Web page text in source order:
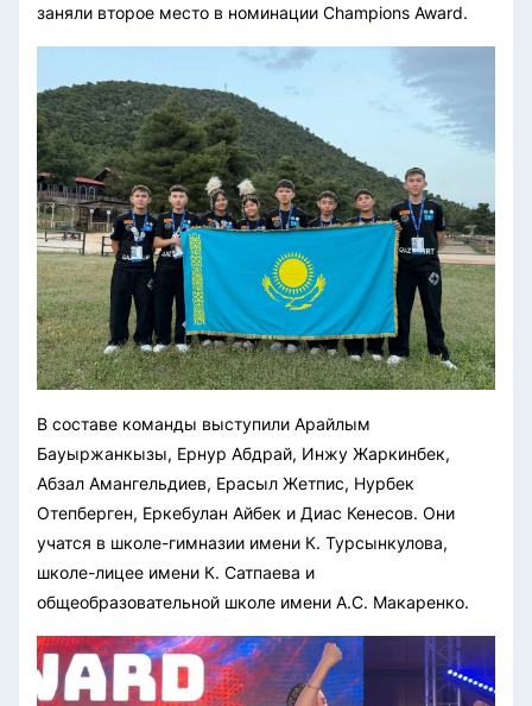
заняли второе место в номинации Champions Award.
В составе команды выступили Арайлым
Бауыржанкызы, Ернур Абдрай, Инжу Жаркинбек,
Абзал Амангельдиев, Ерасыл Жетпис, Нурбек
Отепберген, Еркебулан Айбек и Диас Кенесов. Они
учатся в школе-гимназии имени К. Турсынкулова,
школе-лицее имени К. Сатпаева и
общеобразовательной школе имени А.С. Макаренко.